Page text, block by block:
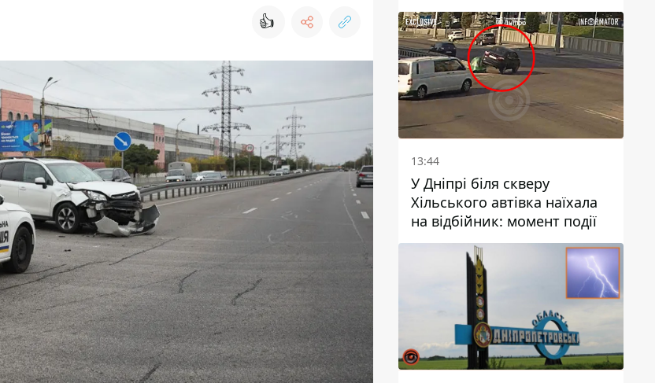
👍
13:44
У Дніпрі біля скверу
Хільського автівка наїхала
на відбійник: момент події